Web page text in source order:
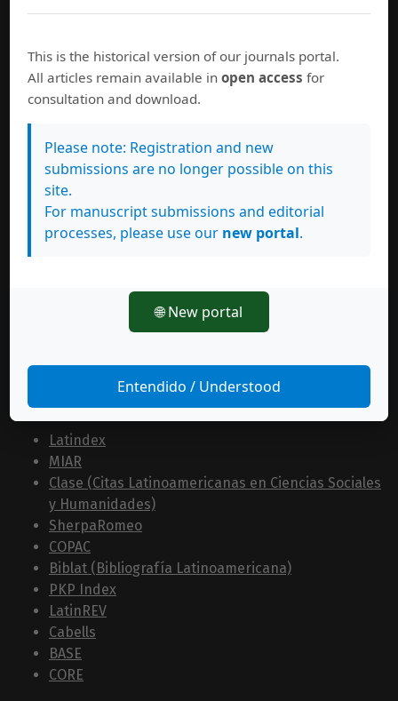
Estamos indexados en:
Bases de datos
Latindex
MIAR
Clase (Citas Latinoamericanas en Ciencias Sociales
y Humanidades)
SherpaRomeo
COPAC
Biblat (Bibliografía Latinoamericana)
PKP Index
LatinREV
Cabells
BASE
CORE
This is the historical version of our journals portal.
All articles remain available inopen access for
consultation and download.
Please note: Registration and new
submissions are no longer possible on this
site.
For manuscript submissions and editorial
processes, please use our new portal.
🌐 New portal
Entendido / Understood